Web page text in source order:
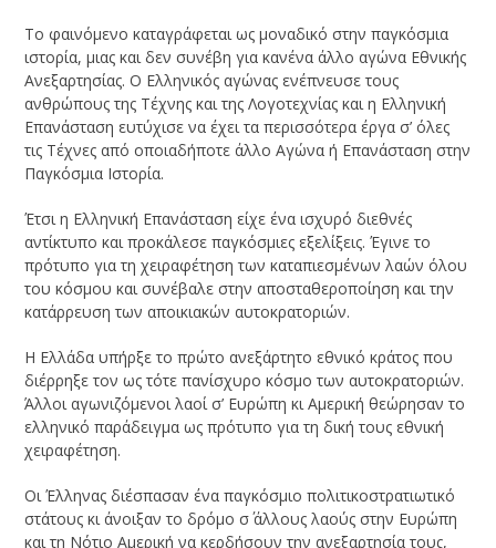
Το φαινόμενο καταγράφεται ως μοναδικό στην παγκόσμια
ιστορία, μιας και δεν συνέβη για κανένα άλλο αγώνα Εθνικής
Ανεξαρτησίας. Ο Ελληνικός αγώνας ενέπνευσε τους
ανθρώπους της Τέχνης και της Λογοτεχνίας και η Ελληνική
Επανάσταση ευτύχισε να έχει τα περισσότερα έργα σ’ όλες
τις Τέχνες από οποιαδήποτε άλλο Αγώνα ή Επανάσταση στην
Παγκόσμια Ιστορία.
Έτσι η Ελληνική Επανάσταση είχε ένα ισχυρό διεθνές
αντίκτυπο και προκάλεσε παγκόσμιες εξελίξεις. Έγινε το
πρότυπο για τη χειραφέτηση των καταπιεσμένων λαών όλου
του κόσμου και συνέβαλε στην αποσταθεροποίηση και την
κατάρρευση των αποικιακών αυτοκρατοριών.
Η Ελλάδα υπήρξε το πρώτο ανεξάρτητο εθνικό κράτος που
διέρρηξε τον ως τότε πανίσχυρο κόσμο των αυτοκρατοριών.
Άλλοι αγωνιζόμενοι λαοί σ’ Ευρώπη κι Αμερική θεώρησαν το
ελληνικό παράδειγμα ως πρότυπο για τη δική τους εθνική
χειραφέτηση.
Οι Έλληνας διέσπασαν ένα παγκόσμιο πολιτικοστρατιωτικό
στάτους κι άνοιξαν το δρόμο σ΄ άλλους λαούς στην Ευρώπη
και τη Νότιο Αμερική να κερδήσουν την ανεξαρτησία τους,